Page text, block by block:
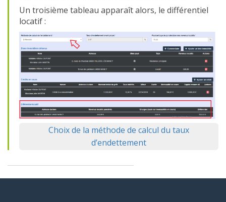
Un troisième tableau apparaît alors, le différentiel
locatif :
Choix de la méthode de calcul du taux
d’endettement